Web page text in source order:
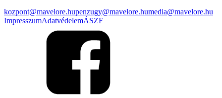
kozpont@mavelore.hupenzugy@mavelore.humedia@mavelore.hu
ImpresszumAdatvédelemÁSZF